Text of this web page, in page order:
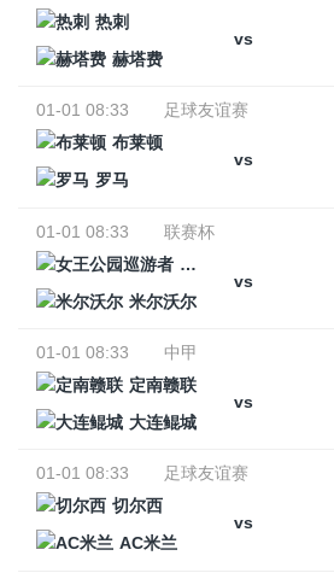
热刺
vs
赫塔费
01-01 08:33
足球友谊赛
布莱顿
vs
罗马
01-01 08:33
联赛杯
女王公园巡游者
vs
米尔沃尔
01-01 08:33
中甲
定南赣联
vs
大连鲲城
01-01 08:33
足球友谊赛
切尔西
vs
AC米兰